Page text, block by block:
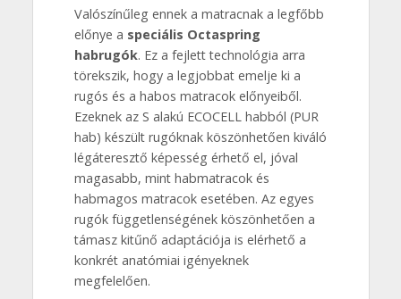
Valószínűleg ennek a matracnak a legfőbb
előnye a speciális Octaspring
habrugók. Ez a fejlett technológia arra
törekszik, hogy a legjobbat emelje ki a
rugós és a habos matracok előnyeiből.
Ezeknek az S alakú ECOCELL habból (PUR
hab) készült rugóknak köszönhetően kiváló
légáteresztő képesség érhető el, jóval
magasabb, mint habmatracok és
habmagos matracok esetében. Az egyes
rugók függetlenségének köszönhetően a
támasz kitűnő adaptációja is elérhető a
konkrét anatómiai igényeknek
megfelelően.